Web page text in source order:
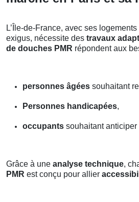
L’Île-de-France, avec ses
exigus, nécessite des travaux
de douches PMR répondent aux
personnes âgées souhaitant
Personnes handicapées,
occupants souhaitant anticiper
Grâce à une analyse technique,
PMR est conçu pour allier